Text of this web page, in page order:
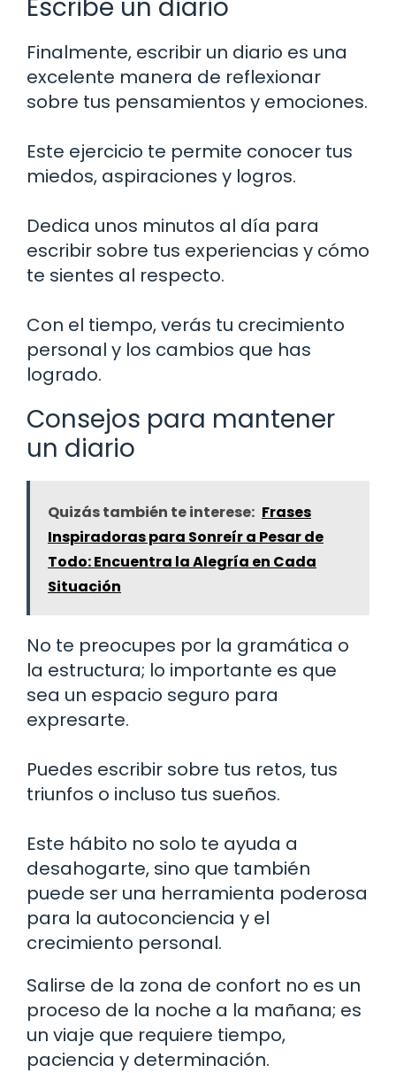
Escribe un diario
Finalmente, escribir un diario es una
excelente manera de reflexionar
sobre tus pensamientos y emociones.
Este ejercicio te permite conocer tus
miedos, aspiraciones y logros.
Dedica unos minutos al día para
escribir sobre tus experiencias y cómo
te sientes al respecto.
Con el tiempo, verás tu crecimiento
personal y los cambios que has
logrado.
Consejos para mantener
un diario
Quizás también te interese: Frases
Inspiradoras para Sonreír a Pesar de
Todo: Encuentra la Alegría en Cada
Situación
No te preocupes por la gramática o
la estructura; lo importante es que
sea un espacio seguro para
expresarte.
Puedes escribir sobre tus retos, tus
triunfos o incluso tus sueños.
Este hábito no solo te ayuda a
desahogarte, sino que también
puede ser una herramienta poderosa
para la autoconciencia y el
crecimiento personal.
Salirse de la zona de confort no es un
proceso de la noche a la mañana; es
un viaje que requiere tiempo,
paciencia y determinación.